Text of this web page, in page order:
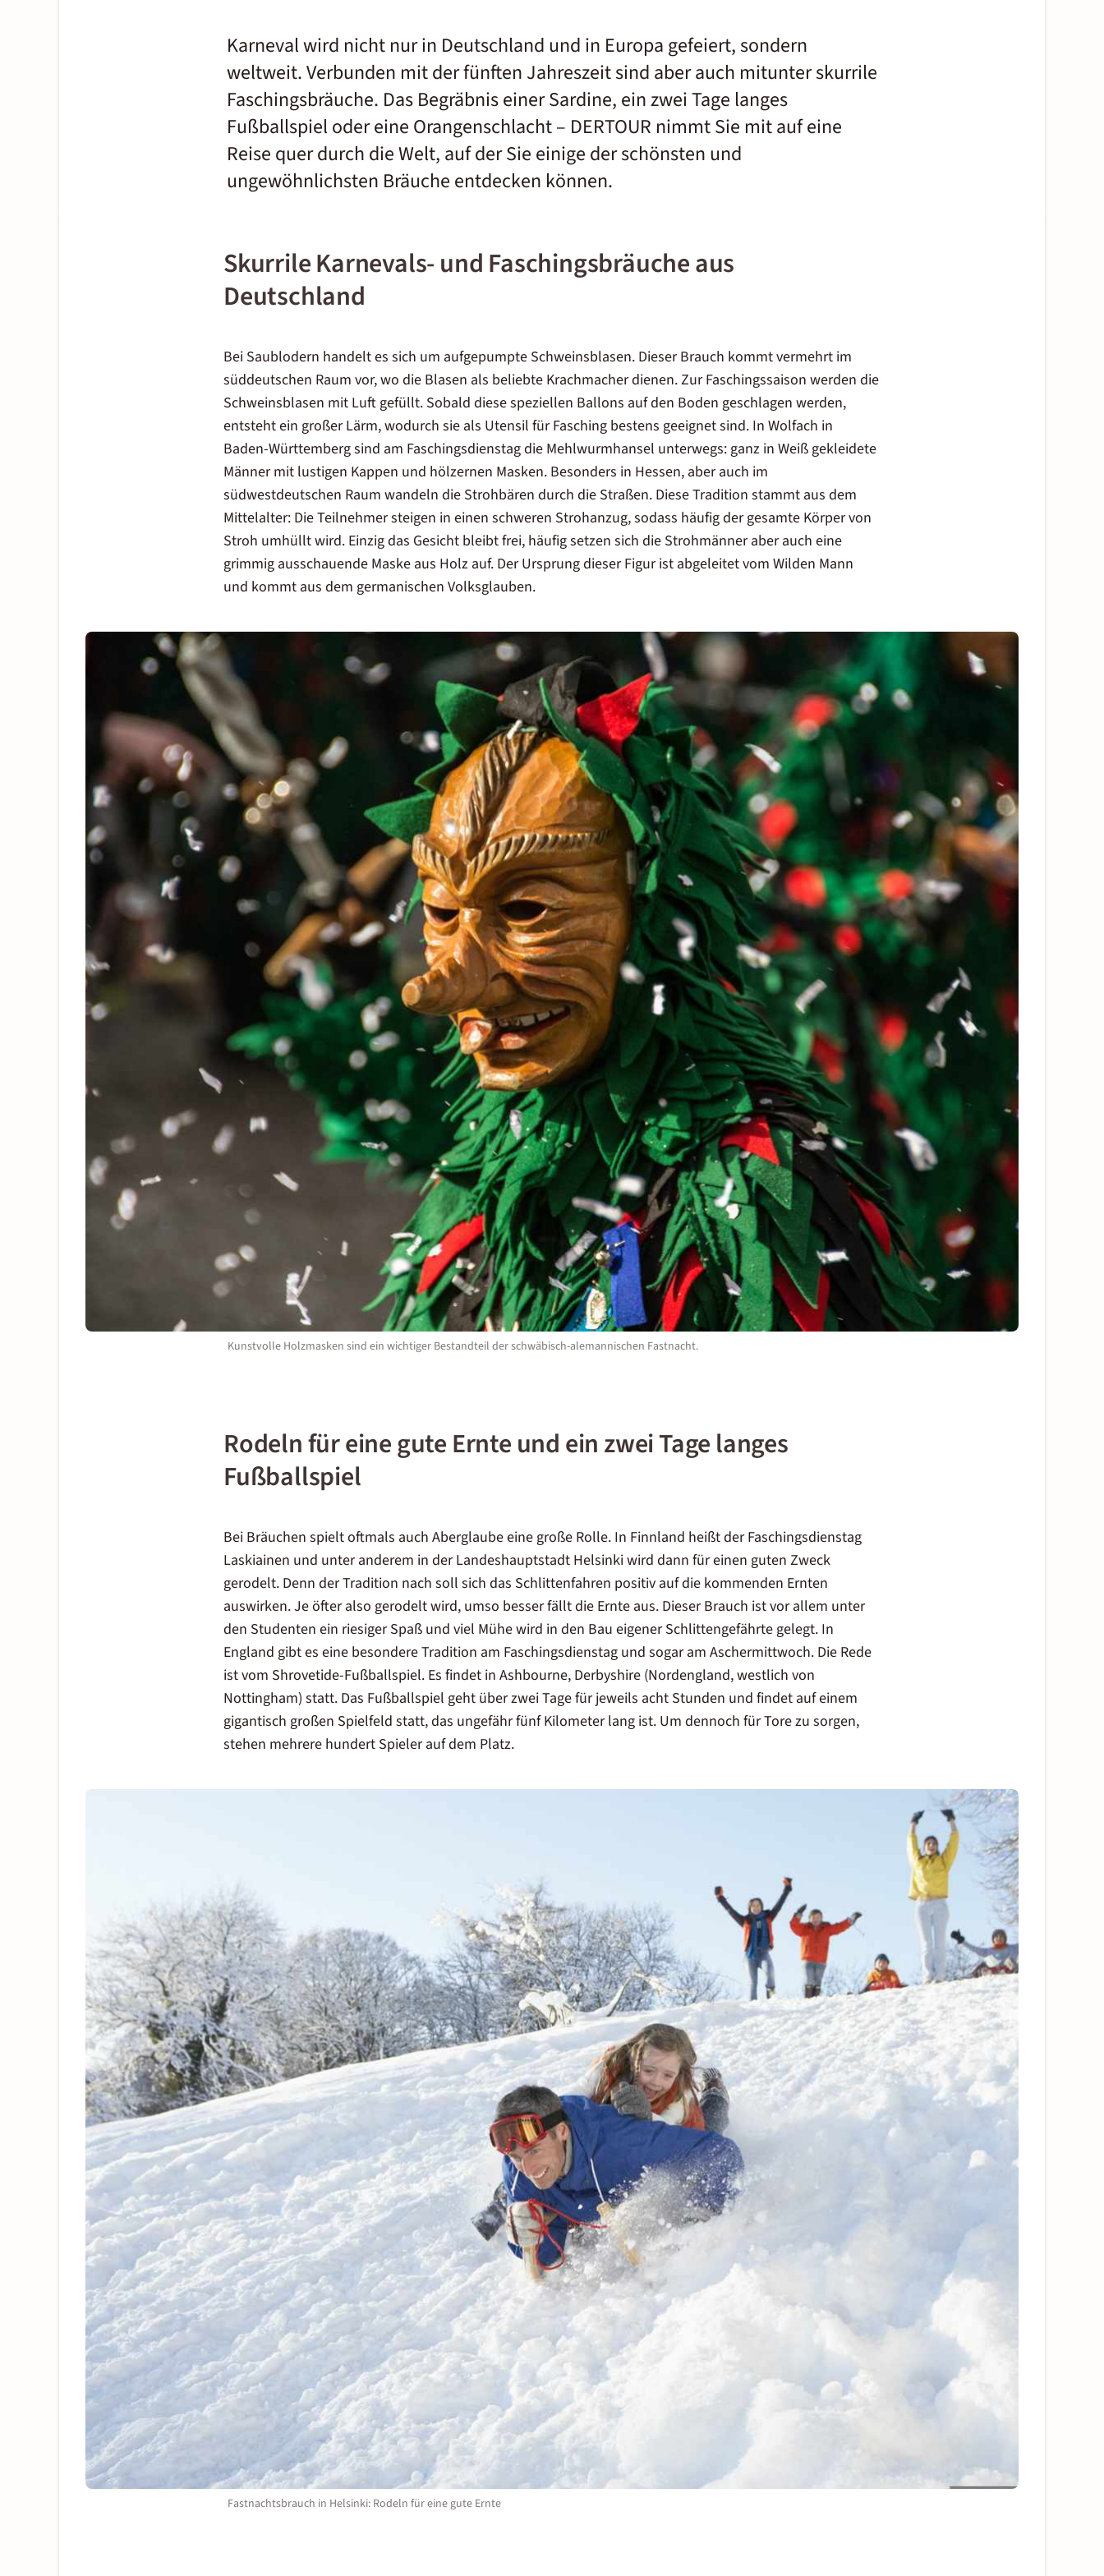
Karneval wird nicht nur in Deutschland und in Europa gefeiert, sondern
weltweit. Verbunden mit der fünften Jahreszeit sind aber auch mitunter skurrile
Faschingsbräuche. Das Begräbnis einer Sardine, ein zwei Tage langes
Fußballspiel oder eine Orangenschlacht – DERTOUR nimmt Sie mit auf eine
Reise quer durch die Welt, auf der Sie einige der schönsten und
ungewöhnlichsten Bräuche entdecken können.
Skurrile Karnevals- und Faschingsbräuche aus
Deutschland
Bei Saublodern handelt es sich um aufgepumpte Schweinsblasen. Dieser Brauch kommt vermehrt im
süddeutschen Raum vor, wo die Blasen als beliebte Krachmacher dienen. Zur Faschingssaison werden die
Schweinsblasen mit Luft gefüllt. Sobald diese speziellen Ballons auf den Boden geschlagen werden,
entsteht ein großer Lärm, wodurch sie als Utensil für Fasching bestens geeignet sind. In Wolfach in
Baden-Württembergsind am Faschingsdienstag die Mehlwurmhansel unterwegs: ganz in Weiß gekleidete
Männer mit lustigen Kappen und hölzernen Masken. Besonders in Hessen, aber auch im
südwestdeutschen Raum wandeln die Strohbären durch die Straßen. Diese Tradition stammt aus dem
Mittelalter: Die Teilnehmer steigen in einen schweren Strohanzug, sodass häufig der gesamte Körper von
Stroh umhüllt wird. Einzig das Gesicht bleibt frei, häufig setzen sich die Strohmänner aber auch eine
grimmig ausschauende Maske aus Holz auf. Der Ursprung dieser Figur ist abgeleitet vom Wilden Mann
und kommt aus dem germanischen Volksglauben.
Kunstvolle Holzmasken sind ein wichtiger Bestandteil der schwäbisch-alemannischen Fastnacht.
Rodeln für eine gute Ernte und ein zwei Tage langes
Fußballspiel
Bei Bräuchen spielt oftmals auch Aberglaube eine große Rolle. In Finnland heißt der Faschingsdienstag
Laskiainen und unter anderem in der Landeshauptstadt Helsinki wird dann für einen guten Zweck
gerodelt. Denn der Tradition nach soll sich das Schlittenfahren positiv auf die kommenden Ernten
auswirken. Je öfter also gerodelt wird, umso besser fällt die Ernte aus. Dieser Brauch ist vor allem unter
den Studenten ein riesiger Spaß und viel Mühe wird in den Bau eigener Schlittengefährte gelegt. In
England gibt es eine besondere Tradition am Faschingsdienstag und sogar am Aschermittwoch. Die Rede
ist vom Shrovetide-Fußballspiel. Es findet in Ashbourne, Derbyshire (Nordengland, westlich von
Nottingham) statt. Das Fußballspiel geht über zwei Tage für jeweils acht Stunden und findet auf einem
gigantisch großen Spielfeld statt, das ungefähr fünf Kilometer lang ist. Um dennoch für Tore zu sorgen,
stehen mehrere hundert Spieler auf dem Platz.
Fastnachtsbrauch in Helsinki: Rodeln für eine gute Ernte